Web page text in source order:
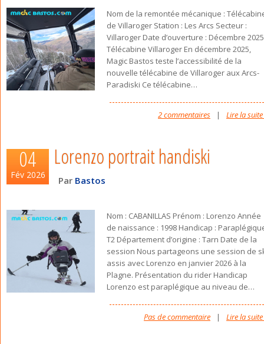
Nom de la remontée mécanique :
de Villaroger Station : Les Arcs Secteur :
Villaroger Date d’ouverture : Décembre 2025
Télécabine Villaroger En décembre 2025,
Magic Bastos teste l’accessibilité de la
nouvelle télécabine de Villaroger aux Arcs-
Paradiski Ce télécabine…
Lire la suite
|
2 commentaires
Lorenzo portrait handiski
04
Fév 2026 Par Bastos
Nom : CABANILLAS Prénom : Lorenzo Année
de naissance : 1998 Handicap :
T2 Département d’origine : Tarn Date de la
session Nous partageons une session de
assis avec Lorenzo en janvier 2026 à la
Plagne. Présentation du rider Handicap
Lorenzo est paraplégique au niveau de…
Lire la suite
|
Pas de commentaire